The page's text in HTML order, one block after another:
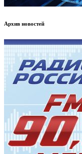
Архив новостей